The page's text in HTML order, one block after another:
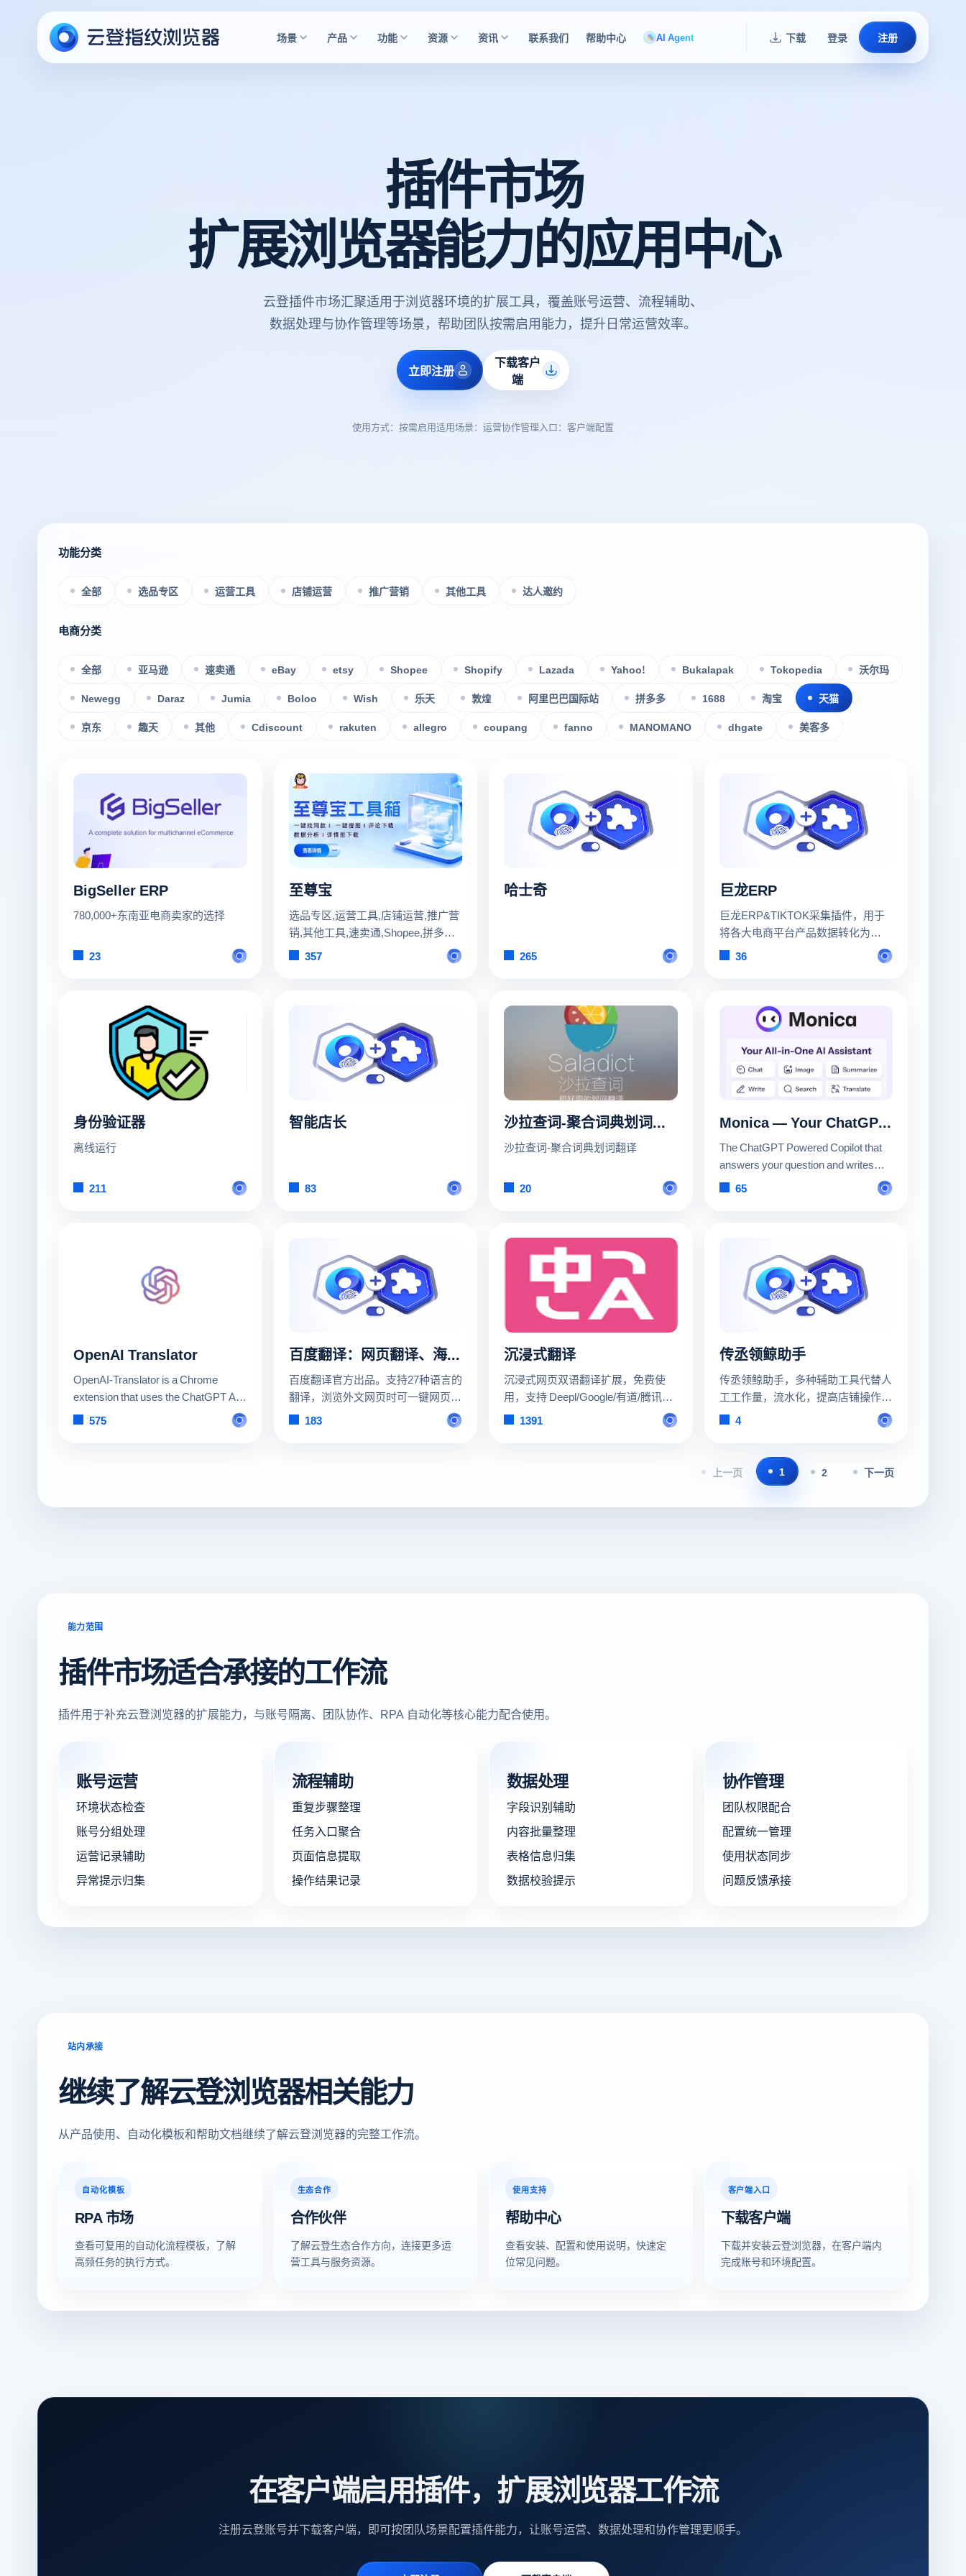
场景 产品 功能 资源 资讯 联系我们 帮助中心 AI Agent 下载 登录 注册
插件市场
扩展浏览器能力的应用中心
云登插件市场汇聚适用于浏览器环境的扩展工具，覆盖账号运营、流程辅助、
数据处理与协作管理等场景，帮助团队按需启用能力，提升日常运营效率。
立即注册
下载客户
端
使用方式：按需启用适用场景：运营协作管理入口：客户端配置
功能分类
全部 选品专区 运营工具 店铺运营 推广营销 其他工具 达人邀约
电商分类
全部 亚马逊 速卖通 eBay etsy Shopee Shopify Lazada Yahoo! Bukalapak Tokopedia
沃尔玛
Newegg
Daraz Jumia Boloo Wish 乐天 敦煌 阿里巴巴国际站 拼多多 1688 淘宝
天猫
京东
趣天 其他 Cdiscount rakuten allegro coupang fanno MANOMANO dhgate 美客多
BigSeller ERP
780,000+东南亚电商卖家的选择
23
至尊宝
选品专区,运营工具,店铺运营,推广营
销,其他工具,速卖通,Shopee,拼多
多,1688,淘宝,京东
357
哈士奇
265
巨龙ERP
巨龙ERP&TIKTOK采集插件，用于
将各大电商平台产品数据转化为
TikTok产品数据的采集工具
36
身份验证器
离线运行
211
智能店长
83
沙拉查词-聚合词典划词翻译
沙拉查词-聚合词典划词翻译
20
Monica — Your ChatGPT Copilot in Chrome
The ChatGPT Powered Copilot that
answers your question and writes
your email. Works on all websites.
65
OpenAI Translator
OpenAI-Translator is a Chrome
extension that uses the ChatGPT API
for translation.
575
百度翻译：网页翻译、海淘神器
百度翻译官方出品。支持27种语言的
翻译，浏览外文网页时可一键网页翻
译、双语对照查看、查询单词结果
等。特别针对20+家海淘网站进行过
183
沉浸式翻译
沉浸式网页双语翻译扩展，免费使
用，支持 Deepl/Google/有道/腾讯翻
译等多个翻译服务，支持
Firefox/Chrome/油猴脚本，亦可在
1391
传丞领鲸助手
传丞领鲸助手，多种辅助工具代替人
工工作量，流水化，提高店铺操作效
率。
4
上一页 1 2 下一页
能力范围
插件市场适合承接的工作流
插件用于补充云登浏览器的扩展能力，与账号隔离、团队协作、RPA 自动化等核心能力配合使用。
账号运营
环境状态检查
账号分组处理
运营记录辅助
异常提示归集
流程辅助
重复步骤整理
任务入口聚合
页面信息提取
操作结果记录
数据处理
字段识别辅助
内容批量整理
表格信息归集
数据校验提示
协作管理
团队权限配合
配置统一管理
使用状态同步
问题反馈承接
站内承接
继续了解云登浏览器相关能力
从产品使用、自动化模板和帮助文档继续了解云登浏览器的完整工作流。
自动化模板
RPA 市场
查看可复用的自动化流程模板，了解
高频任务的执行方式。
生态合作
合作伙伴
了解云登生态合作方向，连接更多运
营工具与服务资源。
使用支持
帮助中心
查看安装、配置和使用说明，快速定
位常见问题。
客户端入口
下载客户端
下载并安装云登浏览器，在客户端内
完成账号和环境配置。
在客户端启用插件，扩展浏览器工作流
注册云登账号并下载客户端，即可按团队场景配置插件能力，让账号运营、数据处理和协作管理更顺手。